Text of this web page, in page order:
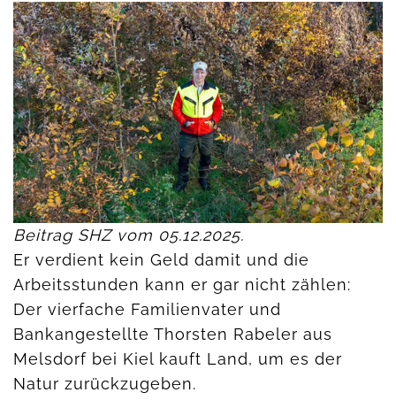
Beitrag SHZ vom 05.12.2025.
Er verdient kein Geld damit und die
Arbeitsstunden kann er gar nicht zählen:
Der vierfache Familienvater und
Bankangestellte Thorsten Rabeler aus
Melsdorf bei Kiel kauft Land, um es der
Natur zurückzugeben.